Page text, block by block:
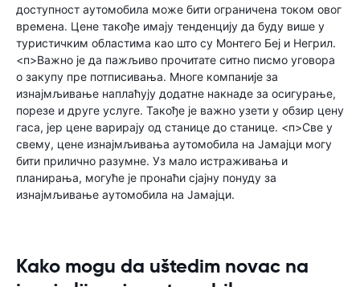
доступност аутомобила може бити ограничена током овог
времена. Цене такође имају тенденцију да буду више у
туристичким областима као што су Монтего Беј и Негрил.
<п>Важно је да пажљиво прочитате ситно писмо уговора
о закупу пре потписивања. Многе компаније за
изнајмљивање наплаћују додатне накнаде за осигурање,
порезе и друге услуге. Такође је важно узети у обзир цену
гаса, јер цене варирају од станице до станице. <п>Све у
свему, цене изнајмљивања аутомобила на Јамајци могу
бити прилично разумне. Уз мало истраживања и
планирања, могуће је пронаћи сјајну понуду за
изнајмљивање аутомобила на Јамајци.
Kako mogu da uštedim novac na